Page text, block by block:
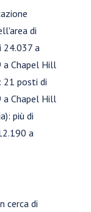
di
24.037 a
a Chapel Hill
21 posti di
a Chapel Hill
più di
a
cerca di